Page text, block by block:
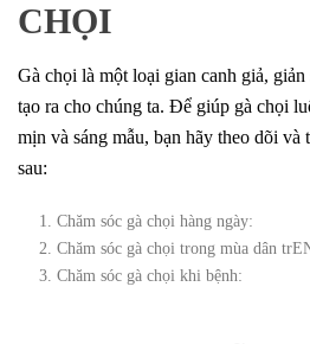
CHỌI
Gà chọi là một loại gian canh giả,
tạo ra cho chúng ta. Để giúp gà chọi
mịn và sáng mẫu, bạn hãy theo dõi và
sau:
Chăm sóc gà chọi hàng ngày:
Chăm sóc gà chọi trong mùa dân
Chăm sóc gà chọi khi bệnh: